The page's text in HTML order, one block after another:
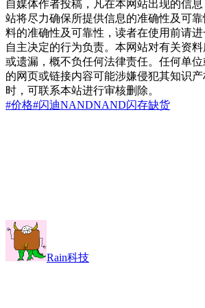
自媒体作者投稿，凡在本网站出现的信
站将尽力确保所提供信息的准确性及可
料的准确性及可靠性，读者在使用前请
自主决定的行为负责。本网站对有关资
或遗漏，概不负任何法律责任。任何单
的网页或链接内容可能涉嫌侵犯其知识
时，可联系本站进行审核删除。
#价格#闪迪NANDNAND闪存缺货
Rain科技